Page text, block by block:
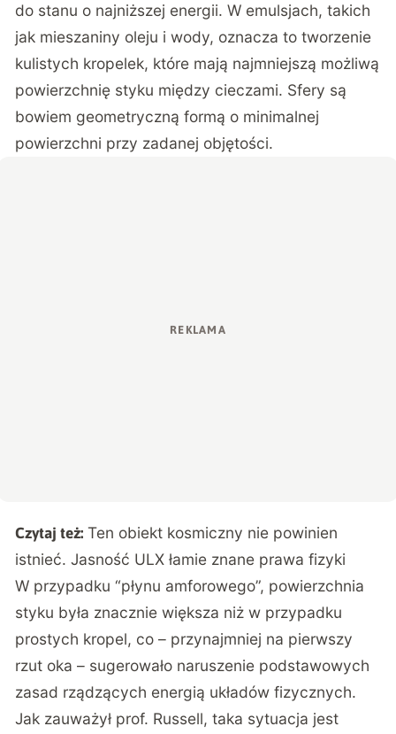
do stanu o najniższej energii. W emulsjach, takich
jak mieszaniny oleju i wody, oznacza to tworzenie
kulistych kropelek, które mają najmniejszą możliwą
powierzchnię styku między cieczami. Sfery są
bowiem geometryczną formą o minimalnej
powierzchni przy zadanej objętości.
Czytaj też: Ten obiekt kosmiczny nie powinien
istnieć. Jasność ULX łamie znane prawa fizyki
W przypadku “płynu amforowego”, powierzchnia
styku była znacznie większa niż w przypadku
prostych kropel, co – przynajmniej na pierwszy
rzut oka – sugerowało naruszenie podstawowych
zasad rządzących energią układów fizycznych.
Jak zauważył prof. Russell, taka sytuacja jest